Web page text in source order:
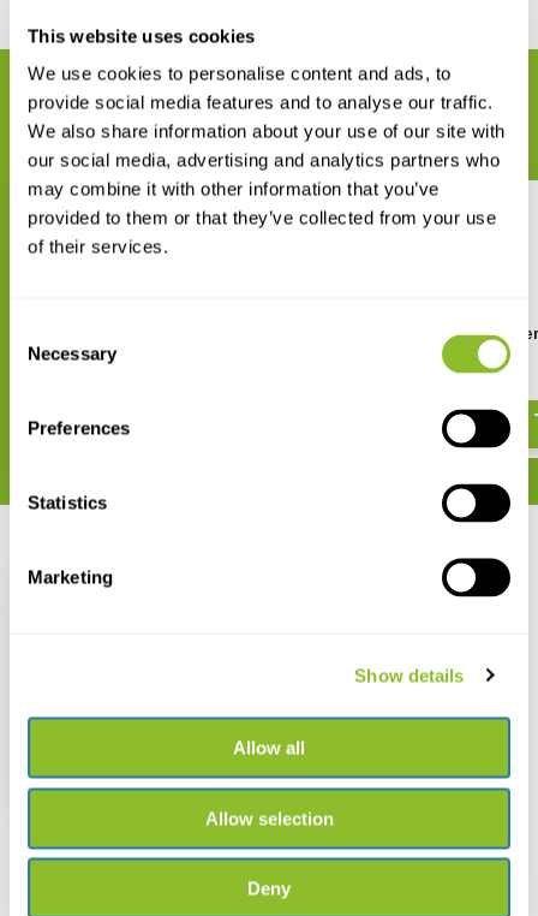
This website uses cookies
We use cookies to personalise content and ads, to
provide social media features and to analyse our traffic.
We also share information about your use of our site with
our social media, advertising and analytics partners who
may combine it with other information that you’ve
provided to them or that they’ve collected from your use
of their services.
Selection
Necessary
Preferences
Statistics
Marketing
Show details
Allow all
Allow selection
Deny
GERELATEERDE PRODUCTEN
Maak uw bestelling compleet
LR, 25 Testen
HI708 Checker-
Nitriet HR